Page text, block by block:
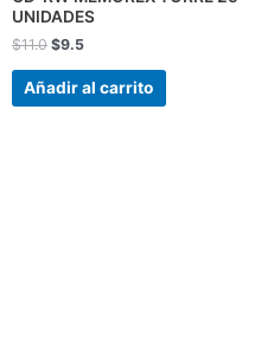
UNIDADES
$11.0 $9.5
Añadir al carrito